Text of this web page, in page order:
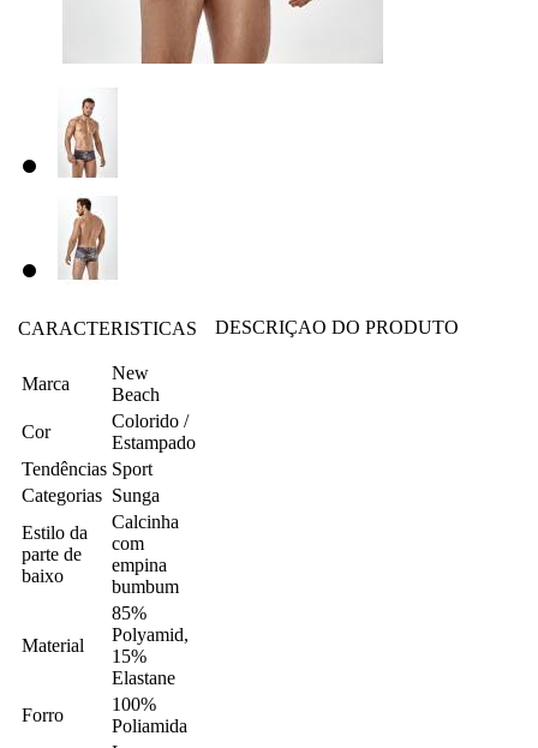
CARACTERISTICAS
Marca
New
Beach
Cor
Colorido /
Estampado
Tendências Sport
Categorias Sunga
Estilo da
parte de
baixo
Calcinha
com
empina
bumbum
Material
85%
Polyamid,
15%
Elastane
Forro
100%
Poliamida
DESCRIÇAO DO PRODUTO